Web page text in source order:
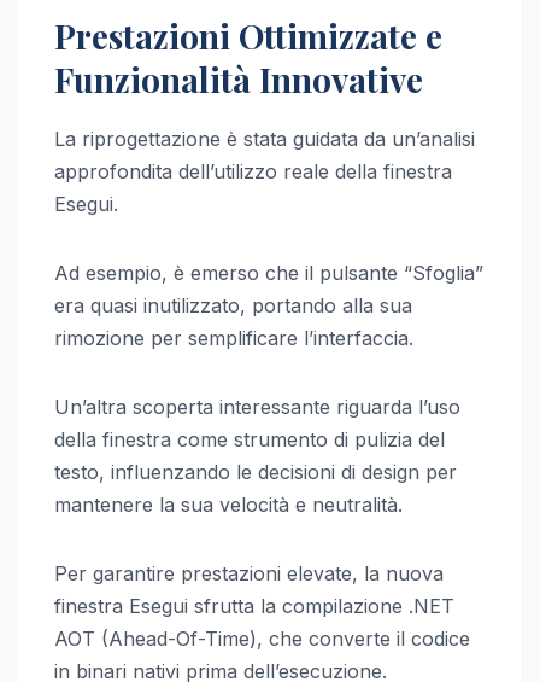
Prestazioni Ottimizzate e
Funzionalità Innovative
La riprogettazione è stata guidata da un’analisi
approfondita dell’utilizzo reale della finestra
Esegui.
Ad esempio, è emerso che il pulsante “Sfoglia”
era quasi inutilizzato, portando alla sua
rimozione per semplificare l’interfaccia.
Un’altra scoperta interessante riguarda l’uso
della finestra come strumento di pulizia del
testo, influenzando le decisioni di design per
mantenere la sua velocità e neutralità.
Per garantire prestazioni elevate, la nuova
finestra Esegui sfrutta la compilazione .NET
AOT (Ahead-Of-Time), che converte il codice
in binari nativi prima dell’esecuzione.